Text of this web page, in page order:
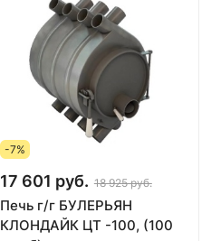
-7%
17 601 руб. 18 925 руб.
Печь г/г БУЛЕРЬЯН
КЛОНДАЙК ЦТ -100, (100